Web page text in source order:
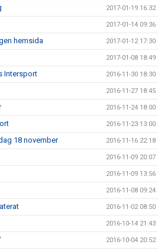
2017-01-19 16:32
2017-01-14 09:36
hemsida 2017-01-12 17:30
2017-01-08 18:49
Intersport 2016-11-30 18:30
2016-11-27 18:45
2016-11-24 18:00
2016-11-23 13:00
18 november 2016-11-16 22:18
2016-11-09 20:07
2016-11-09 13:56
2016-11-08 09:24
2016-11-02 08:50
2016-10-14 21:43
2016-10-04 20:52